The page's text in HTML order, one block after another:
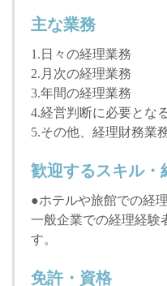
主な業務
1.日々の経理業務
2.月次の経理業務
3.年間の経理業務
4.経営判断に必要とな
5.その他、経理財務業
歓迎するスキル・
●ホテルや旅館での経
一般企業での経理経験
す。
免許・資格